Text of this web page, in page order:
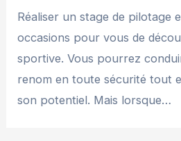
Réaliser un stage de pilotage
occasions pour vous de
sportive. Vous pourrez
renom en toute sécurité tout
son potentiel. Mais lorsque…